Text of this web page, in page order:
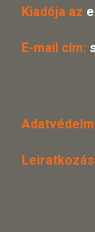
Kiadója az
E-mail cím: